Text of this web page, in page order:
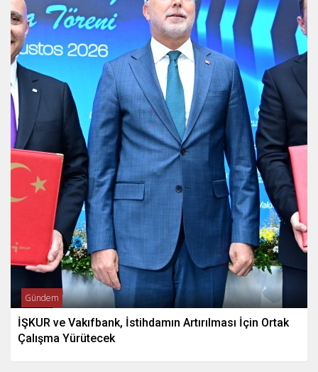
Gündem
İŞKUR ve Vakıfbank, İstihdamın Artırılması İçin Ortak
Çalışma Yürütecek